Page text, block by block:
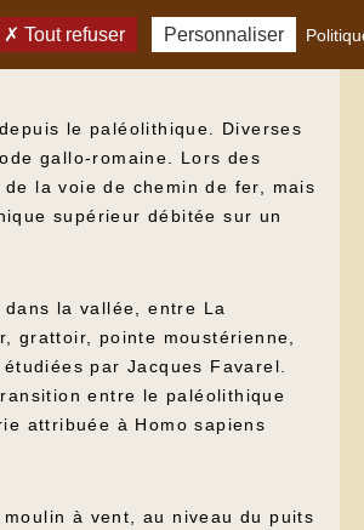
le paléolithique. Diverses
gallo-romaine. Lors des
la voie de chemin de fer, mais
supérieur débitée sur un
la vallée, entre La
grattoir, pointe moustérienne,
par Jacques Favarel.
entre le paléolithique
attribuée à Homo sapiens
à vent, au niveau du puits
Tout refuser Personnaliser